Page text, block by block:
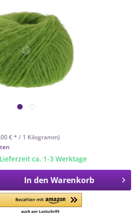
€ * / 1 Kilogramm)
ca. 1-3 Werktage
In den Warenkorb